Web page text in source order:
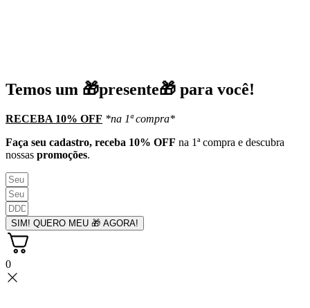
Temos um 🎁presente🎁 para você!
RECEBA 10% OFF *na 1ª compra*
Faça seu cadastro, receba 10% OFF na 1ª compra e descubra
nossas promoções.
SIM! QUERO MEU 🎁 AGORA!
0